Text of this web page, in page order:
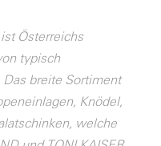
Österreichs
typisch
breite Sortiment
Knödel,
welche